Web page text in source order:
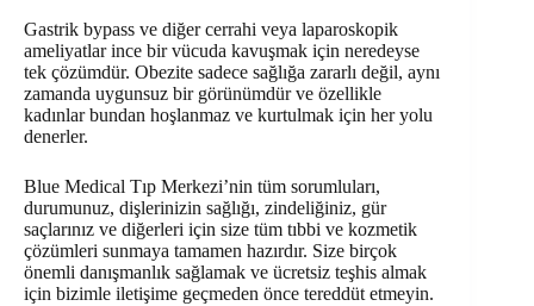
Gastrik bypass ve diğer cerrahi veya laparoskopik
ameliyatlar ince bir vücuda kavuşmak için neredeyse
tek çözümdür. Obezite sadece sağlığa zararlı değil, aynı
zamanda uygunsuz bir görünümdür ve özellikle
kadınlar bundan hoşlanmaz ve kurtulmak için her yolu
denerler.
Blue Medical Tıp Merkezi’nin tüm sorumluları,
durumunuz, dişlerinizin sağlığı, zindeliğiniz, gür
saçlarınız ve diğerleri için size tüm tıbbi ve kozmetik
çözümleri sunmaya tamamen hazırdır. Size birçok
önemli danışmanlık sağlamak ve ücretsiz teşhis almak
için bizimle iletişime geçmeden önce tereddüt etmeyin.